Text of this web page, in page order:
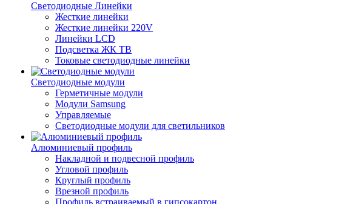
Светодиодные Линейки
Жесткие линейки
Жесткие линейки 220V
Линейки LCD
Подсветка ЖК ТВ
Токовые светодиодные линейки
Светодиодные модули
Герметичные модули
Модули Samsung
Управляемые
Светодиодные модули для светильников
Алюминиевый профиль
Накладной и подвесной профиль
Угловой профиль
Круглый профиль
Врезной профиль
Профиль встраиваемый в гипсокартон